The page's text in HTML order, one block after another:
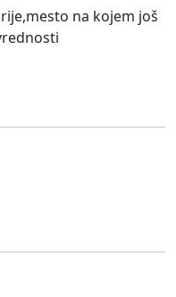
na kojem još